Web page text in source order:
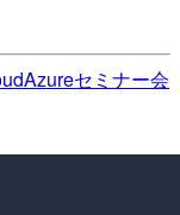
Azureセミナー会